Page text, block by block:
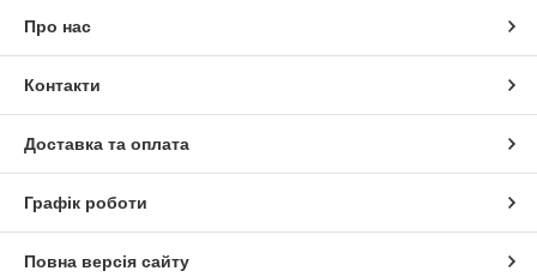
Про нас
Контакти
Доставка та оплата
Графік роботи
Повна версія сайту